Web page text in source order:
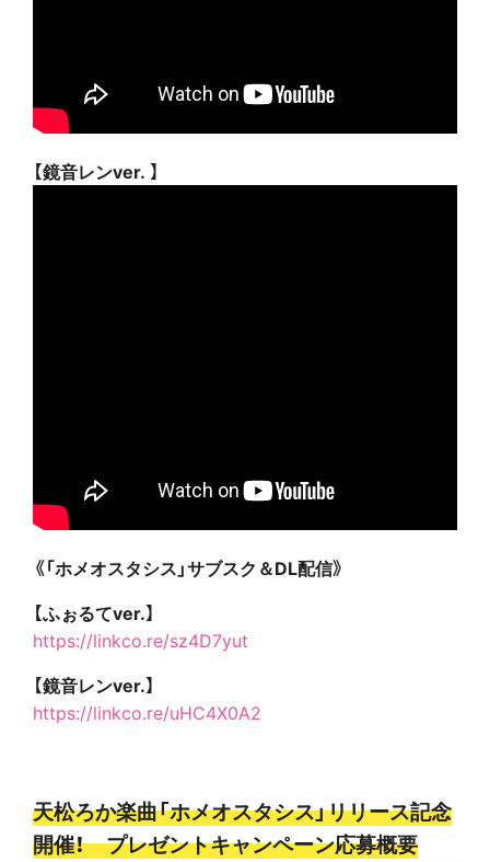
【鏡音レンver. 】
《「ホメオスタシス」サブスク＆DL配信》
【ふぉるてver.】
https://linkco.re/sz4D7yut
【鏡音レンver.】
https://linkco.re/uHC4X0A2
天松ろか楽曲「ホメオスタシス」リリース記念
開催！ プレゼントキャンペーン応募概要